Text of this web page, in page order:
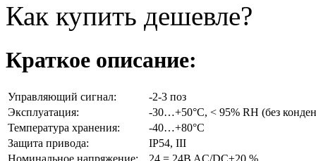
Как купить дешевле?
Краткое описание:
Управляющий сигнал:
-2-3 поз
Эксплуатация:
-30…+50°C, < 95% RH (без
Температура хранения:
-40…+80°C
Защита привода:
IP54, III